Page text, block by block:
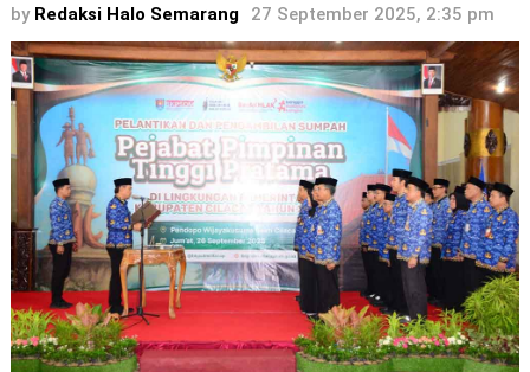
by Redaksi Halo Semarang 27 September 2025, 2:35 pm